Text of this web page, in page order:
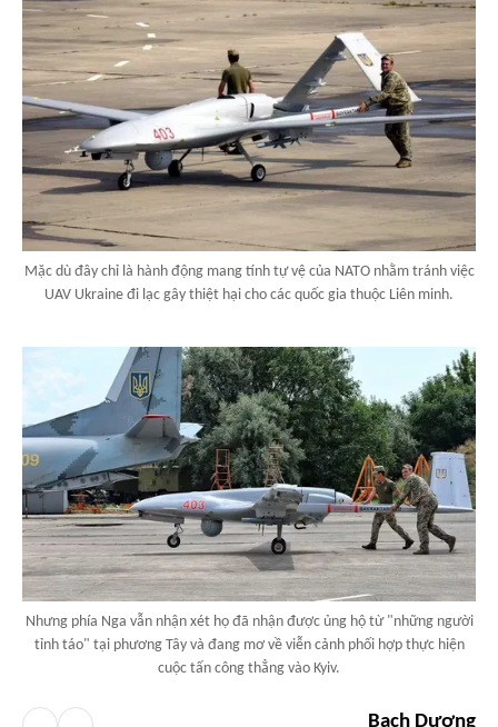
Mặc dù đây chỉ là hành động mang tính tự vệ của NATO nhằm tránh việc
UAV Ukraine đi lạc gây thiệt hại cho các quốc gia thuộc Liên minh.
Nhưng phía Nga vẫn nhận xét họ đã nhận được ủng hộ từ "những người
tỉnh táo" tại phương Tây và đang mơ về viễn cảnh phối hợp thực hiện
cuộc tấn công thẳng vào Kyiv.
Bạch Dương